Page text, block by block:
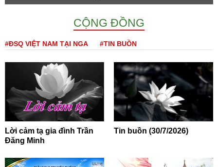
CỘNG ĐỒNG
#ĐSQ VIỆT NAM TẠI NGA #TIN BUỒN
Lời cảm tạ gia đình Trần
Đăng Minh
Tin buồn (30/7/2026)